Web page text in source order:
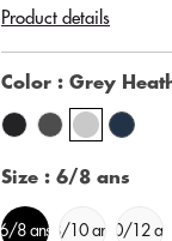
Product details
Color : Grey
Size : 6/8 ans
6/8 ans 8/10 ans10/12